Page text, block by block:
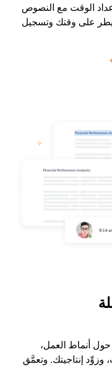
الوقت مع النصوص
على وقتك وتسجيل
أنماط العمل،
إنتاجيتك. وتعمَّق